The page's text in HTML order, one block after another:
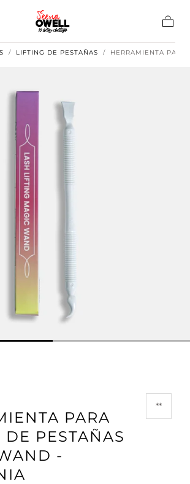
/ LIFTING DE PESTAÑAS / HERRAMIENTA
PARA
PESTAÑAS
-
**